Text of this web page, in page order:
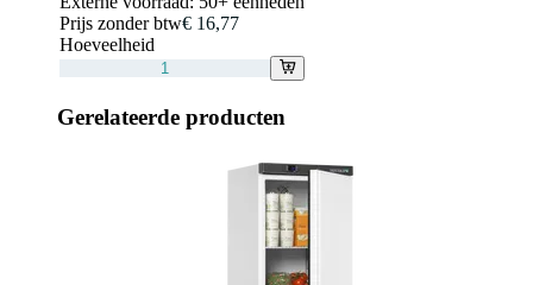
Prijs zonder btw€ 16,77
Hoeveelheid
Gerelateerde producten